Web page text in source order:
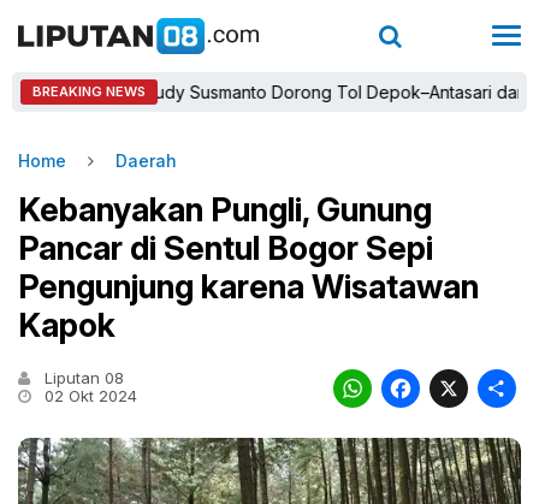
BREAKING NEWS
Bupati Rudy Susmanto Dorong Tol Depok–Antasari dan Jalan
Home Daerah
Kebanyakan Pungli, Gunung
Pancar di Sentul Bogor Sepi
Pengunjung karena Wisatawan
Kapok
Liputan 08
02 Okt 2024
X